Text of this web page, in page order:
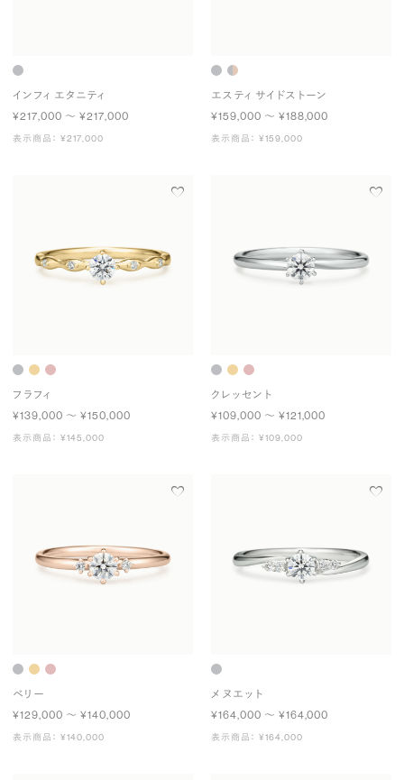
インフィ エタニティ
¥217,000 〜 ¥217,000
表示商品： ¥217,000
エスティ サイドストーン
¥159,000 〜 ¥188,000
表示商品： ¥159,000
フラフィ
¥139,000 〜 ¥150,000
表示商品： ¥145,000
クレッセント
¥109,000 〜 ¥121,000
表示商品： ¥109,000
ベリー
¥129,000 〜 ¥140,000
表示商品： ¥140,000
メヌエット
¥164,000 〜 ¥164,000
表示商品： ¥164,000